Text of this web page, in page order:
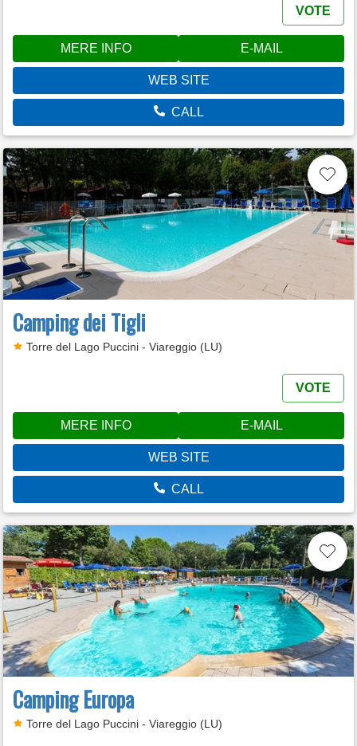
VOTE
MERE INFO E-MAIL
WEB SITE
CALL
Camping dei Tigli
Torre del Lago Puccini - Viareggio (LU)
VOTE
MERE INFO E-MAIL
WEB SITE
CALL
Camping Europa
Torre del Lago Puccini - Viareggio (LU)